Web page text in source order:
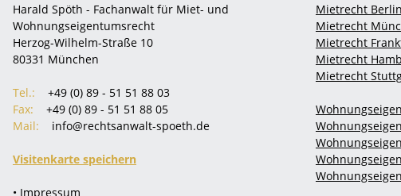
Harald Spöth - Fachanwalt für Miet- und
Wohnungseigentumsrecht
Herzog-Wilhelm-Straße 10
80331 München
Tel.:
+49 (0) 89 - 51 51 88 03
Fax:
+49 (0) 89 - 51 51 88 05
Mail:
info@rechtsanwalt-spoeth.de
Visitenkarte speichern
• Impressum
Mietrecht Berlin
Mietrecht
Mietrecht
Mietrecht
Mietrecht